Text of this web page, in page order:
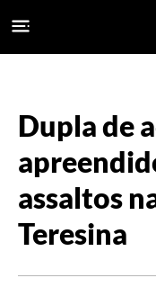
Dupla de
assaltos
Teresina